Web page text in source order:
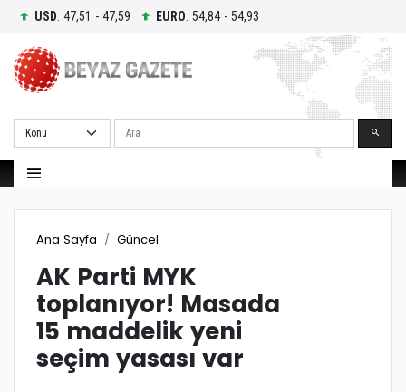
USD: 47,51 - 47,59 EURO: 54,84 - 54,93
Ara
Ana Sayfa Güncel
AK Parti MYK
toplanıyor! Masada
15 maddelik yeni
seçim yasası var